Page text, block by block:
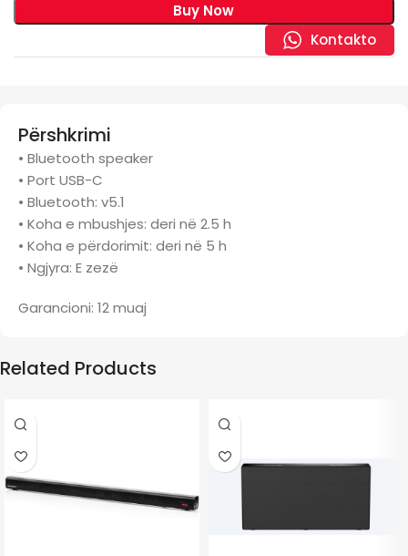
Buy Now
Kontakto
Përshkrimi
• Bluetooth speaker
• Port USB-C
• Bluetooth: v5.1
• Koha e mbushjes: deri në 2.5 h
• Koha e përdorimit: deri në 5 h
• Ngjyra: E zezë
Garancioni: 12 muaj
Related Products